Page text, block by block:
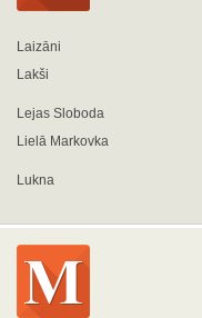
Laizāni
Lakši
Lejas Sloboda
Lielā Markovka
Lukna